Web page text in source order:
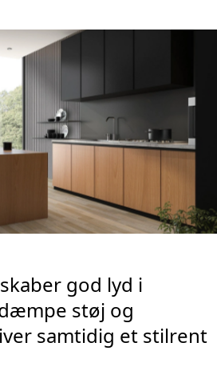
god lyd i
støj og
samtidig et stilrent